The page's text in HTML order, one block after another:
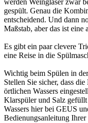
werden Weingläser zwar
gespült. Genau die
entscheidend. Und dann
Maßstab, aber das ist eine
Es gibt ein paar clevere
eine Reise in die
Wichtig beim Spülen in
Stellen Sie sicher, dass
örtlichen Wassers
Klarspüler und Salz
Wassers hier bei GEUS
Bedienungsanleitung Ihrer